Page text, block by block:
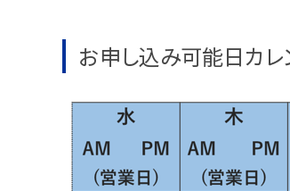
お申し込み可能日カレ